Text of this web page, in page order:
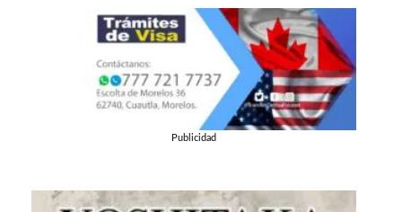
Publicidad